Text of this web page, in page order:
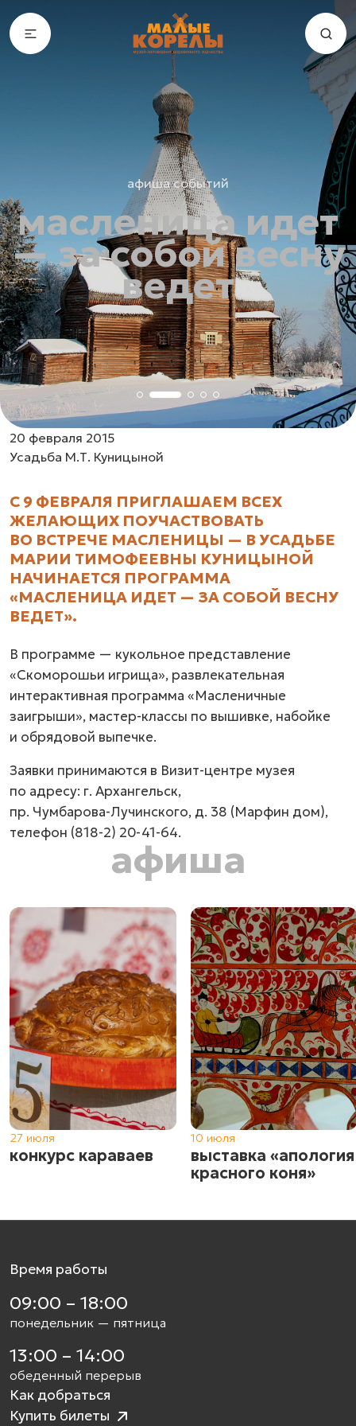
афиша событий
масленица идет
— за собой весну
ведет
20 февраля 2015
Усадьба М.Т. Куницыной
С 9 ФЕВРАЛЯ ПРИГЛАШАЕМ ВСЕХ
ЖЕЛАЮЩИХ ПОУЧАСТВОВАТЬ
ВО ВСТРЕЧЕ МАСЛЕНИЦЫ — В УСАДЬБЕ
МАРИИ ТИМОФЕЕВНЫ КУНИЦЫНОЙ
НАЧИНАЕТСЯ ПРОГРАММА
«МАСЛЕНИЦА ИДЕТ — ЗА СОБОЙ ВЕСНУ
ВЕДЕТ».
В программе — кукольное представление
«Скоморошьи игрища», развлекательная
интерактивная программа «Масленичные
заигрыши», мастер-классы по вышивке, набойке
и обрядовой выпечке.
Заявки принимаются в Визит-центре музея
по адресу: г. Архангельск,
пр. Чумбарова-Лучинского, д. 38 (Марфин дом),
телефон (818-2) 20-41-64.
афиша
27 июля
конкурс караваев
10 июля
выставка «апология
красного коня»
Время работы
09:00 – 18:00
понедельник — пятница
13:00 – 14:00
обеденный перерыв
Как добраться
Купить билеты